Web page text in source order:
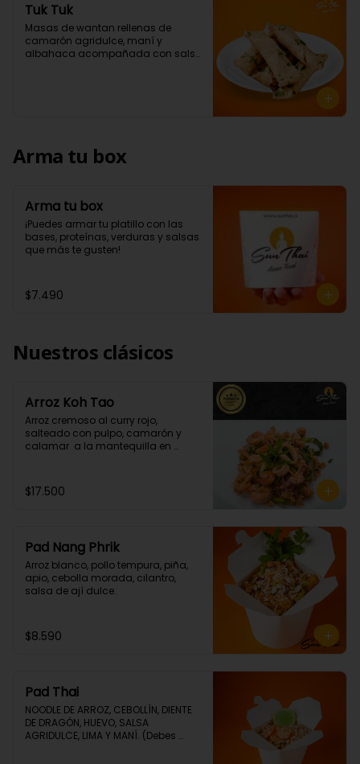
Tuk Tuk
Masas de wantan rellenas de
camarón agridulce, maní y
albahaca acompañada con salsa
Arma tu box
Arma tu box
¡Puedes armar tu platillo con las
bases, proteínas, verduras y salsas
que más te gusten!
$7.490
Nuestros clásicos
Arroz Koh Tao
Arroz cremoso al curry rojo,
salteado con pulpo, camarón y
calamar  a la mantequilla en
$17.500
Pad Nang Phrik
Arroz blanco, pollo tempura, piña,
apio, cebolla morada, cilantro,
salsa de ají dulce.
$8.590
Pad Thai
NOODLE DE ARROZ, CEBOLLÍN, DIENTE
DE DRAGÓN, HUEVO, SALSA
AGRIDULCE, LIMA Y MANÍ. (Debes